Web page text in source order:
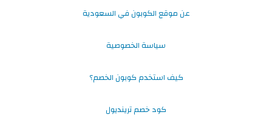
عن موقع الكوبون في السعودية
سياسة الخصوصية
كيف استخدم كوبون الخصم؟
كود خصم ترينديول